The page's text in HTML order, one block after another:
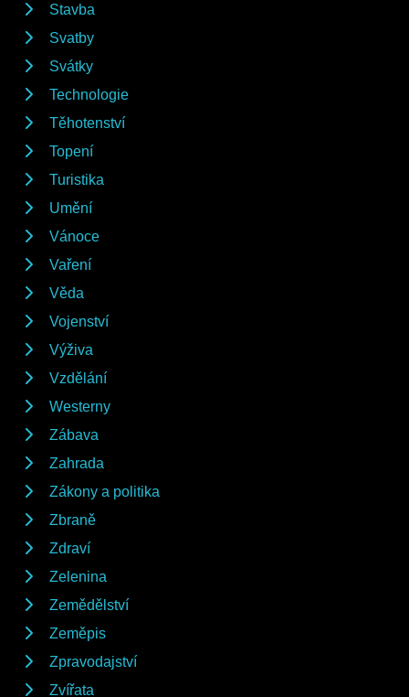
Stavba
Svatby
Svátky
Technologie
Těhotenství
Topení
Turistika
Umění
Vánoce
Vaření
Věda
Vojenství
Výživa
Vzdělání
Westerny
Zábava
Zahrada
Zákony a politika
Zbraně
Zdraví
Zelenina
Zemědělství
Zeměpis
Zpravodajství
Zvířata